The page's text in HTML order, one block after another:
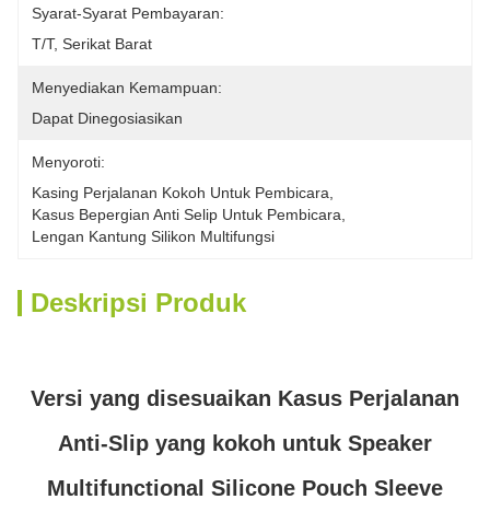
Syarat-Syarat Pembayaran:
T/T, Serikat Barat
Menyediakan Kemampuan:
Dapat Dinegosiasikan
Menyoroti:
Kasing Perjalanan Kokoh Untuk Pembicara
Kasus Bepergian Anti Selip Untuk Pembicara
Lengan Kantung Silikon Multifungsi
Deskripsi Produk
Versi yang disesuaikan Kasus Perjalanan
Anti-Slip yang kokoh untuk Speaker
Multifunctional Silicone Pouch Sleeve